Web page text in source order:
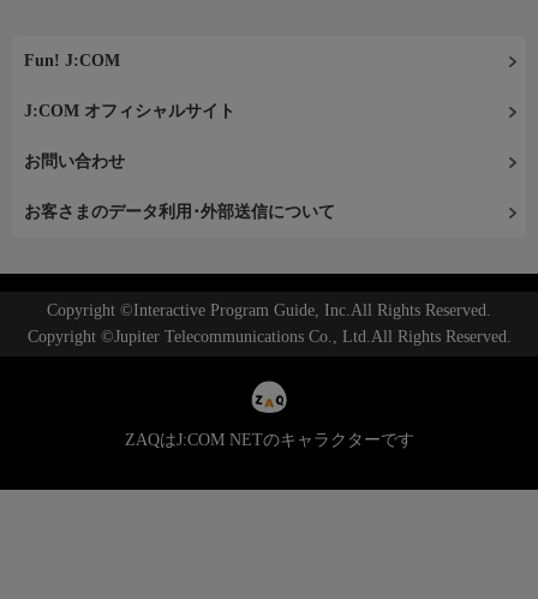
Fun! J:COM
J:COM オフィシャルサイト
お問い合わせ
お客さまのデータ利用･外部送信について
Copyright ©Interactive Program Guide, Inc.All Rights Reserved.
Copyright ©Jupiter Telecommunications Co., Ltd.All Rights Reserved.
ZAQはJ:COM NETのキャラクターです